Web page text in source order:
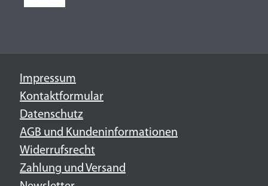
Impressum
Kontaktformular
Datenschutz
AGB und Kundeninformationen
Widerrufsrecht
Zahlung und Versand